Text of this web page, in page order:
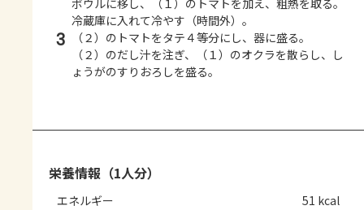
ボウルに移し、（１）のトマトを加え、粗熱を取る。
冷蔵庫に入れて冷やす（時間外）。
3
（２）のトマトをタテ４等分にし、器に盛る。
（２）のだし汁を注ぎ、（１）のオクラを散らし、し
ょうがのすりおろしを盛る。
栄養情報（1人分）
エネルギー 51 kcal